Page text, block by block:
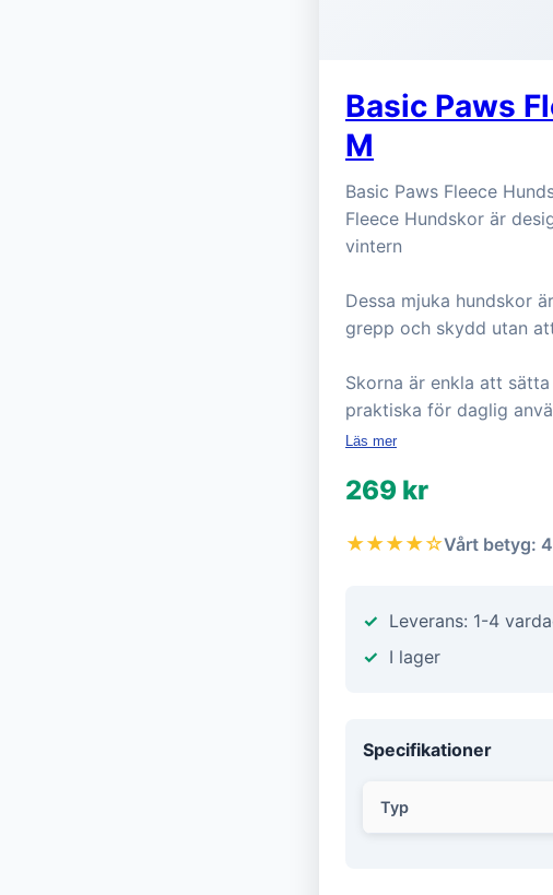
Basic Paws
M
Basic Paws Fleece
Fleece Hundskor är
vintern
Dessa mjuka hundskor
grepp och skydd utan
Skorna är enkla att
praktiska för daglig
Läs mer
269 kr
★★★★☆Vårt betyg:
Leverans: 1-4
I lager
Specifikationer
Typ